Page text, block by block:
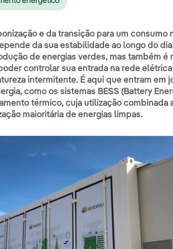
hidrelétrica
solar fotovoltaica
e da transição para um consumo
da sua estabilidade ao longo do
de energias verdes, mas também é
controlar sua entrada na rede
intermitente. É aqui que entram em
como os sistemas BESS (Battery
térmico, cuja utilização combinada
maioritária de energias limpas.